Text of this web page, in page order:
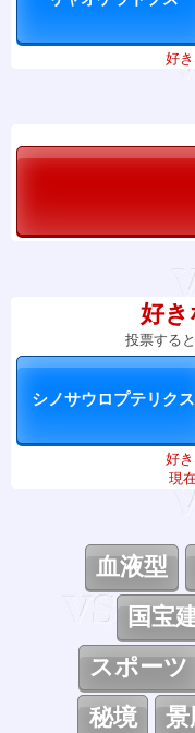
好
好き
投票する
好
現
血液型
国宝
スポーツ
秘境
景